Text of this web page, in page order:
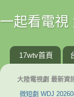
一起看電視
17wtv首頁
大陸電視劇 最新資
微短劇 WDJ